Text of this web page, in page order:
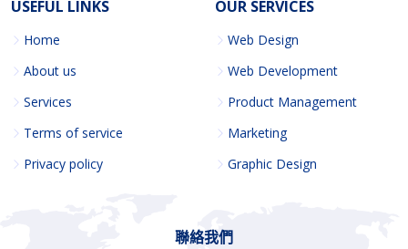
USEFUL LINKS
Home
About us
Services
Terms of service
Privacy policy
OUR SERVICES
Web Design
Web Development
Product Management
Marketing
Graphic Design
聯絡我們